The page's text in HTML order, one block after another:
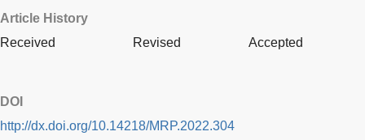
Article History
Received
Revised Accepted
DOI
http://dx.doi.org/10.14218/MRP.2022.304